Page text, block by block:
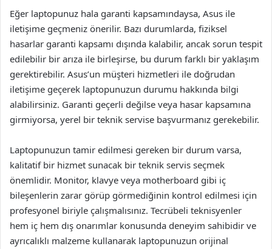
Eğer laptopunuz hala garanti kapsamındaysa, Asus ile
iletişime geçmeniz önerilir. Bazı durumlarda, fiziksel
hasarlar garanti kapsamı dışında kalabilir, ancak sorun tespit
edilebilir bir arıza ile birleşirse, bu durum farklı bir yaklaşım
gerektirebilir. Asus’un müşteri hizmetleri ile doğrudan
iletişime geçerek laptopunuzun durumu hakkında bilgi
alabilirsiniz. Garanti geçerli değilse veya hasar kapsamına
girmiyorsa, yerel bir teknik servise başvurmanız gerekebilir.
Laptopunuzun tamir edilmesi gereken bir durum varsa,
kalitatif bir hizmet sunacak bir teknik servis seçmek
önemlidir. Monitor, klavye veya motherboard gibi iç
bileşenlerin zarar görüp görmediğinin kontrol edilmesi için
profesyonel biriyle çalışmalısınız. Tecrübeli teknisyenler
hem iç hem dış onarımlar konusunda deneyim sahibidir ve
ayrıcalıklı malzeme kullanarak laptopunuzun orijinal